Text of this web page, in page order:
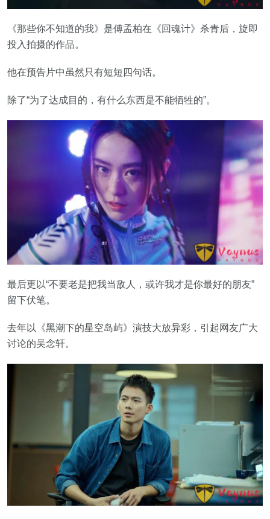
《那些你不知道的我》是傅孟柏在《回魂计》杀青后，旋即
投入拍摄的作品。
他在预告片中虽然只有短短四句话。
除了“为了达成目的，有什么东西是不能牺牲的”。
最后更以“不要老是把我当敌人，或许我才是你最好的朋友”
留下伏笔。
去年以《黑潮下的星空岛屿》演技大放异彩，引起网友广大
讨论的吴念轩。